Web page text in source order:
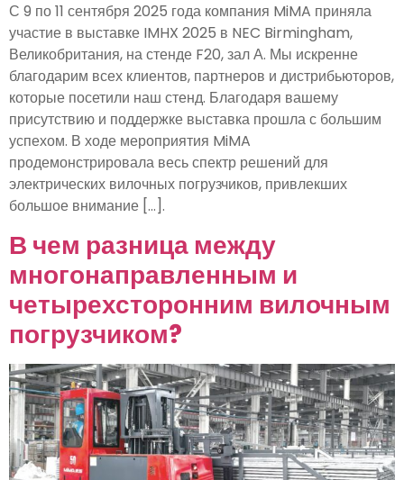
С 9 по 11 сентября 2025 года компания MiMA приняла
участие в выставке IMHX 2025 в NEC Birmingham,
Великобритания, на стенде F20, зал А. Мы искренне
благодарим всех клиентов, партнеров и дистрибьюторов,
которые посетили наш стенд. Благодаря вашему
присутствию и поддержке выставка прошла с большим
успехом. В ходе мероприятия MiMA
продемонстрировала весь спектр решений для
электрических вилочных погрузчиков, привлекших
большое внимание [...].
В чем разница между
многонаправленным и
четырехсторонним вилочным
погрузчиком?